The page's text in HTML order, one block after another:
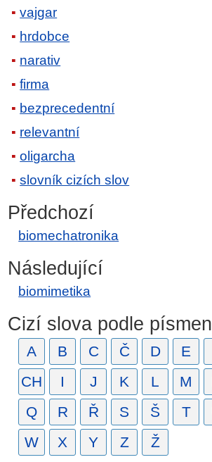
vajgar
hrdobce
narativ
firma
bezprecedentní
relevantní
oligarcha
slovník cizích slov
Předchozí
biomechatronika
Následující
biomimetika
Cizí slova podle písmen
A B C Č D E
CH
I J K L M
Q
R Ř S Š T
W
X Y Z Ž